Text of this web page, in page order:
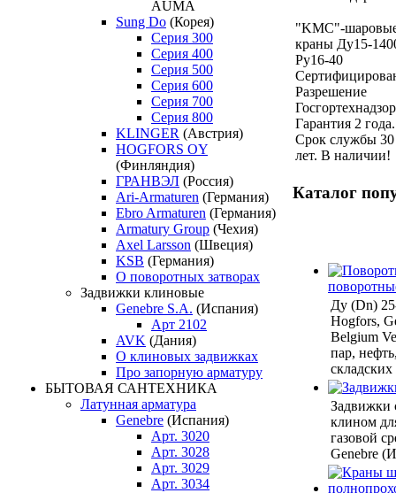
AUMA
Sung Do (Корея)
Серия 300
Серия 400
Серия 500
Серия 600
Серия 700
Серия 800
KLINGER (Австрия)
HOGFORS OY
(Финляндия)
ГРАНВЭЛ (Россия)
Ari-Armaturen (Германия)
Ebro Armaturen (Германия)
Armatury Group (Чехия)
Axel Larsson (Швеция)
KSB (Германия)
О поворотных затворах
Задвижки клиновые
Genebre S.A. (Испания)
Арт 2102
AVK (Дания)
О клиновых задвижках
Про запорную арматуру
БЫТОВАЯ САНТЕХНИКА
Латунная арматура
Genebre (Испания)
Арт. 3020
Арт. 3028
Арт. 3029
Арт. 3034
"KMC"-
краны Ду15-
Ру16-40
Разрешение
Гарантия 2 года.
Срок службы 30
лет. В наличии!
Каталог
Ду (Dn)
Hogfors,
Belgium
пар,
Задвижки
клином
газовой
Genebre